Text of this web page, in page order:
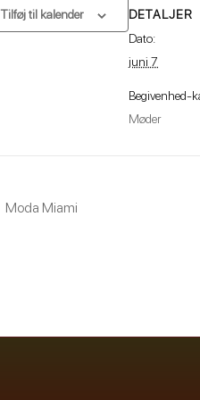
Tilføj til kalender
DETALJER
Dato:
juni 7
Begivenhed-
Møder
Moda Miami